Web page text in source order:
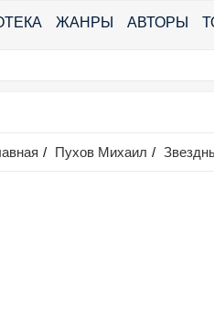
ЖАНРЫ АВТОРЫ
/ Пухов Михаил /